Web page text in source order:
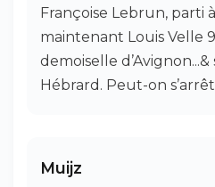
Françoise Lebrun, parti
maintenant Louis Velle
demoiselle
Hébrard. Peut-on
Muijz